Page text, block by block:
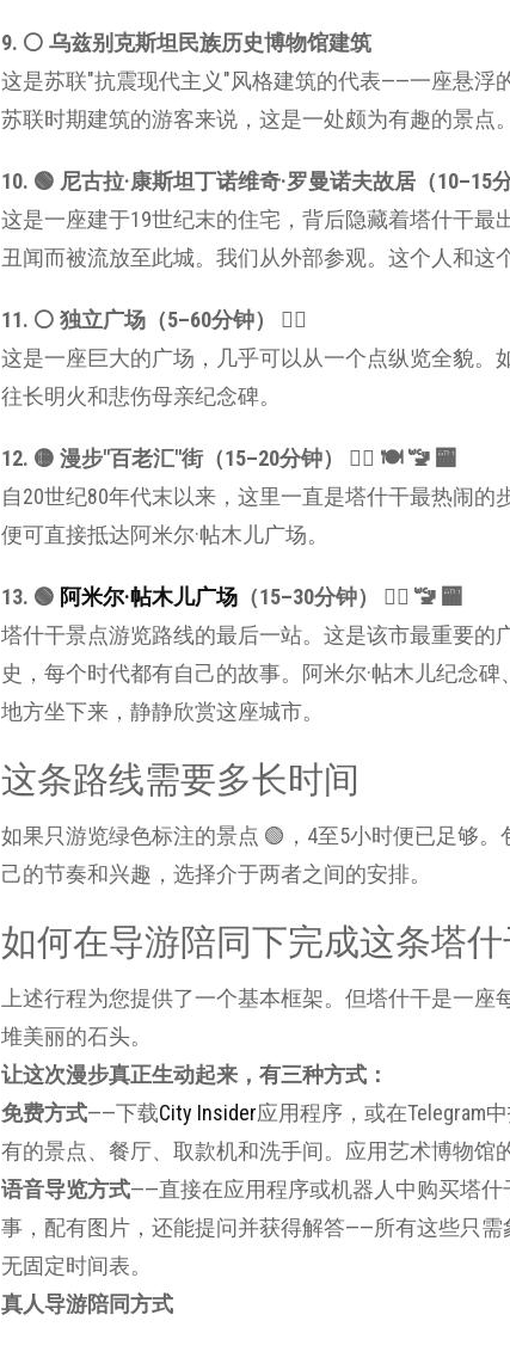
9. ⚪️ 乌兹别克斯坦民族历史博物馆建筑
这是苏联"抗震现代主义"风格建筑的代表——一座悬浮
苏联时期建筑的游客来说，这是一处颇为有趣的景点。
10. 🟢 尼古拉·康斯坦丁诺维奇·罗曼诺夫故居（10–15
这是一座建于19世纪末的住宅，背后隐藏着塔什干最
丑闻而被流放至此城。我们从外部参观。这个人和这
11. ⚪️ 独立广场（5–60分钟） 🚶‍♂️
这是一座巨大的广场，几乎可以从一个点纵览全貌
往长明火和悲伤母亲纪念碑。
12. 🟡 漫步"百老汇"街（15–20分钟） 🚶‍♂️ 🍽 🚾 🏧
自20世纪80年代末以来，这里一直是塔什干最热闹
便可直接抵达阿米尔·帖木儿广场。
13. 🟢 阿米尔·帖木儿广场（15–30分钟） 🚶‍♂️ 🚾 🏧
塔什干景点游览路线的最后一站。这是该市最重要
史，每个时代都有自己的故事。阿米尔·帖木儿纪念
地方坐下来，静静欣赏这座城市。
这条路线需要多长时间
如果只游览绿色标注的景点 🟢，4至5小时便已足够
己的节奏和兴趣，选择介于两者之间的安排。
如何在导游陪同下完成这条塔
上述行程为您提供了一个基本框架。但塔什干是一
堆美丽的石头。
让这次漫步真正生动起来，有三种方式：
免费方式——下载City Insider应用程序，或在Telegram
有的景点、餐厅、取款机和洗手间。应用艺术博物馆
语音导览方式——直接在应用程序或机器人中购买塔
事，配有图片，还能提问并获得解答——所有这些只
无固定时间表。
真人导游陪同方式